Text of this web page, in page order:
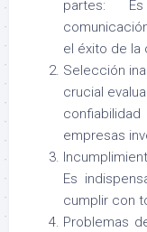
partes:
el éxito de la
Selección
crucial
empresas
Es
cumplir con
Problemas